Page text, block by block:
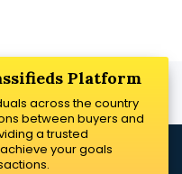
Platform
across the country
between buyers and
a trusted
your goals